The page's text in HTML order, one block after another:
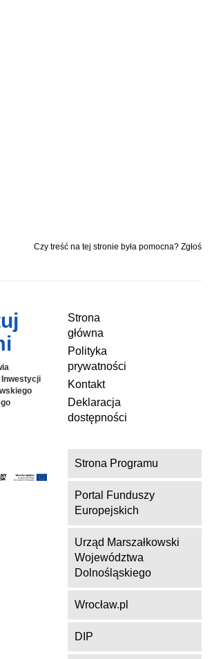
Czy treść na tej stronie była pomocna? Zgłoś
Strona
główna
Polityka
prywatności
Kontakt
Deklaracja
dostępności
Strona Programu
Portal Funduszy
Europejskich
Urząd Marszałkowski
Województwa
Dolnośląskiego
Wrocław.pl
DIP